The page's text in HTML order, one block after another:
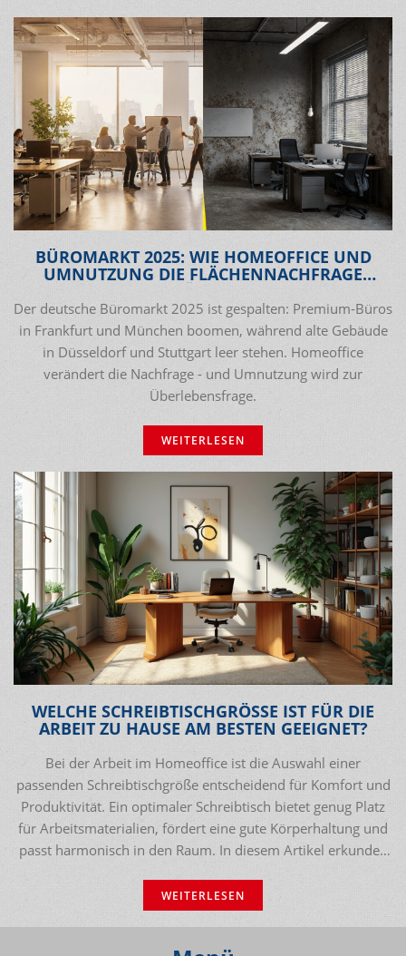
BÜROMARKT 2025: WIE HOMEOFFICE UND
UMNUTZUNG DIE FLÄCHENNACHFRAGE
Der deutsche Büromarkt 2025 ist gespalten: Premium-Büros
in Frankfurt und München boomen, während alte Gebäude
in Düsseldorf und Stuttgart leer stehen. Homeoffice
verändert die Nachfrage - und Umnutzung wird zur
Überlebensfrage.
WEITERLESEN
WELCHE SCHREIBTISCHGRÖSSE IST FÜR DIE
ARBEIT ZU HAUSE AM BESTEN GEEIGNET?
Bei der Arbeit im Homeoffice ist die Auswahl einer
passenden Schreibtischgröße entscheidend für Komfort und
Produktivität. Ein optimaler Schreibtisch bietet genug Platz
für Arbeitsmaterialien, fördert eine gute Körperhaltung und
passt harmonisch in den Raum. In diesem Artikel erkunden
geben praktische Tipps zur Gestaltung des Arbeitsplatzes.
Dazu gehören auch Empfehlungen für moderne
WEITERLESEN